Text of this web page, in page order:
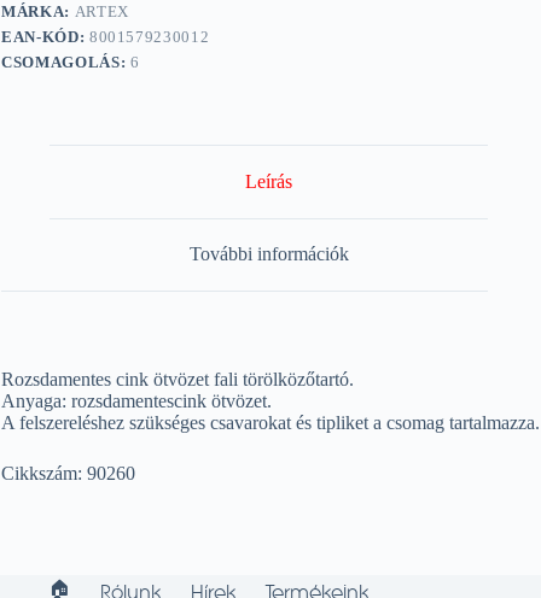
MÁRKA: ARTEX
EAN-KÓD: 8001579230012
CSOMAGOLÁS: 6
Leírás
További információk
Rozsdamentes cink ötvözet fali törölközőtartó.
Anyaga: rozsdamentescink ötvözet.
A felszereléshez szükséges csavarokat és tipliket a csomag tartalmazza.
Cikkszám: 90260
🏠︎ Rólunk Hírek Termékeink